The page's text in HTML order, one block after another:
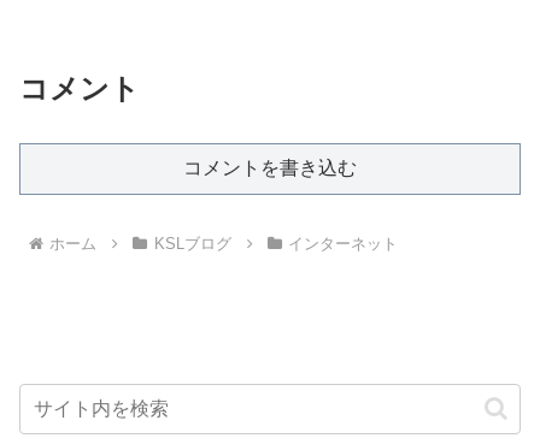
コメント
コメントを書き込む
ホーム KSLブログ インターネット